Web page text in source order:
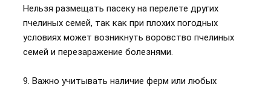
Нельзя размещать пасеку на перелете других
пчелиных семей, так как при плохих погодных
условиях может возникнуть воровство пчелиных
семей и перезаражение болезнями.
9. Важно учитывать наличие ферм или любых